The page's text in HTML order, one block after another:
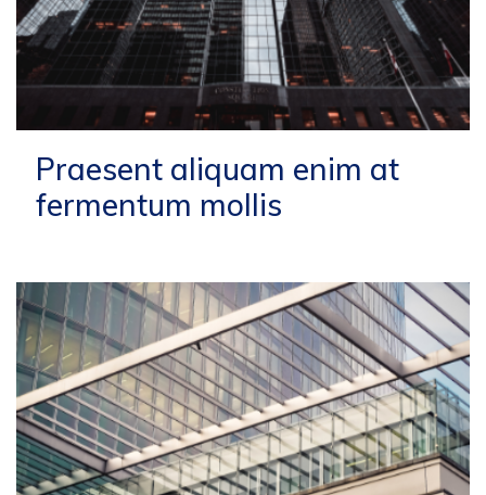
Praesent aliquam enim at
fermentum mollis